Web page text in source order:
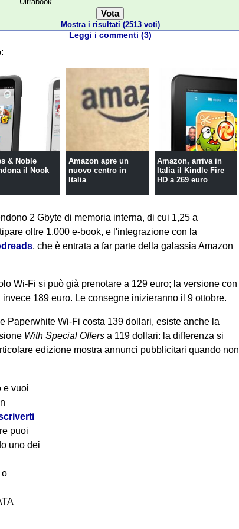
Mostra i risultati (2513 voti)
Leggi i commenti (3)
& Noble
il Nook
Amazon apre un
nuovo centro in
Italia
Amazon, arriva in
Italia il Kindle Fire
HD a 269 euro
2 Gbyte di memoria interna, di cui 1,25 a
oltre 1.000 e-book, e l'integrazione con la
, che è entrata a far parte della galassia Amazon
Wi-Fi si può già prenotare a 129 euro; la versione con
189 euro. Le consegne inizieranno il 9 ottobre.
Paperwhite Wi-Fi costa 139 dollari, esiste anche la
With Special Offersa 119 dollari: la differenza si
edizione mostra annunci pubblicitari quando non
e vuoi
puoi
uno dei
o